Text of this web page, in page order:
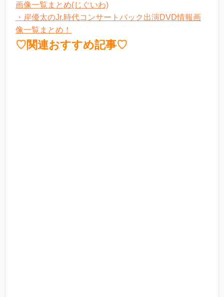
画像一覧まとめ(じぐいわ)
・岸優太のJr.時代コンサートバック出演DVD情報画
像一覧まとめ！
♡関連おすすめ記事♡